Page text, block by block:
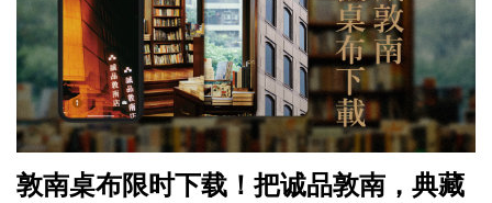
敦南桌布限时下载！把诚品敦南，典藏